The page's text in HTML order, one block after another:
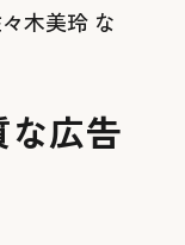
木美玲 な
広告